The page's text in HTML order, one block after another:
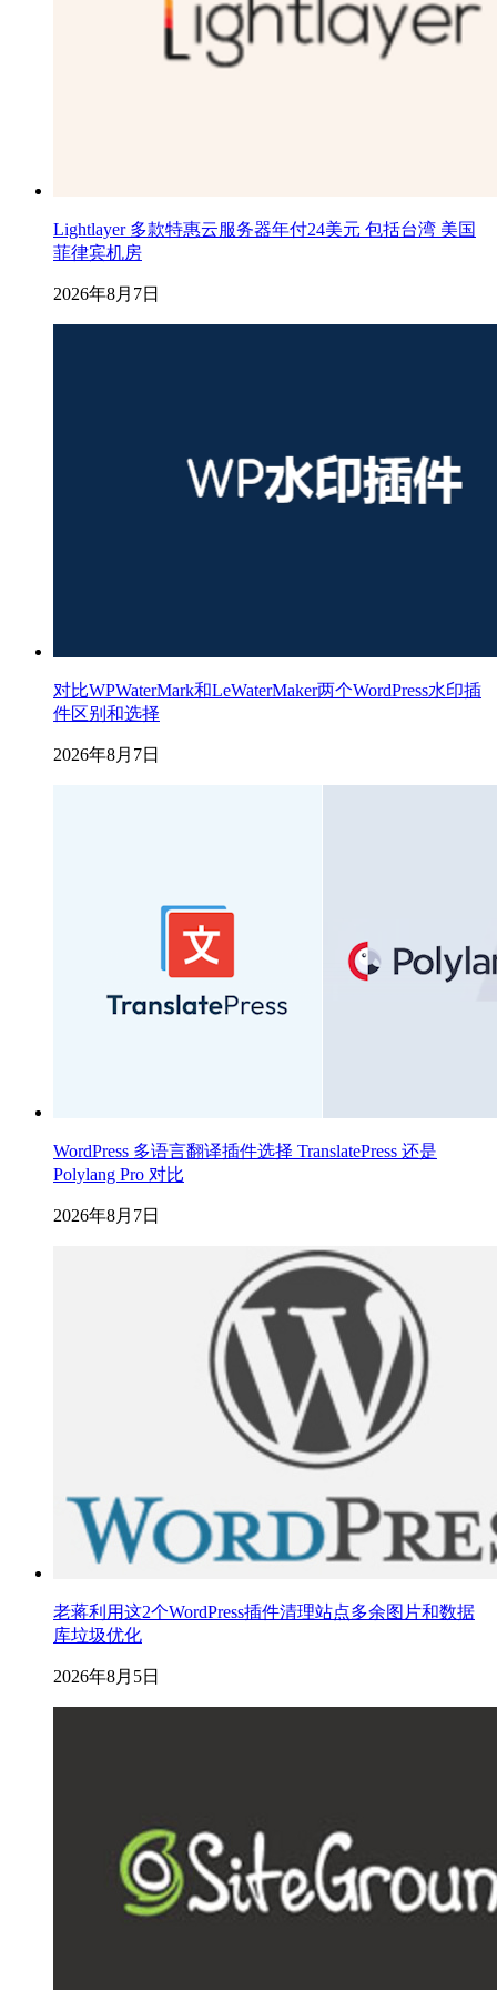
Lightlayer 多款特惠云服务器年付24美元 包括台湾 美国
菲律宾机房
2026年8月7日
对比WPWaterMark和LeWaterMaker两个WordPress水印插
件区别和选择
2026年8月7日
WordPress 多语言翻译插件选择 TranslatePress 还是
Polylang Pro 对比
2026年8月7日
老蒋利用这2个WordPress插件清理站点多余图片和数据
库垃圾优化
2026年8月5日